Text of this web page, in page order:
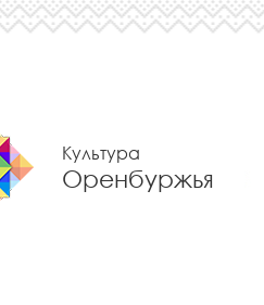
Культура
Оренбуржья